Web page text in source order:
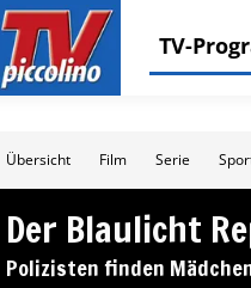
TV-
Übersicht Film Serie
Der Blaulicht
Polizisten finden